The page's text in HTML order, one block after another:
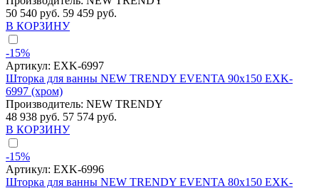
50 540 руб. 59 459 руб.
В КОРЗИНУ
-15%
Артикул: EXK-6997
Шторка для ванны NEW TRENDY EVENTA 90x150 EXK-
6997 (хром)
Производитель: NEW TRENDY
48 938 руб. 57 574 руб.
В КОРЗИНУ
-15%
Артикул: EXK-6996
Шторка для ванны NEW TRENDY EVENTA 80x150 EXK-